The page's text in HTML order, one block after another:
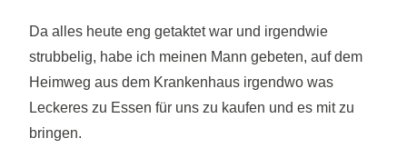
Da alles heute eng getaktet war und irgendwie
strubbelig, habe ich meinen Mann gebeten, auf dem
Heimweg aus dem Krankenhaus irgendwo was
Leckeres zu Essen für uns zu kaufen und es mit zu
bringen.